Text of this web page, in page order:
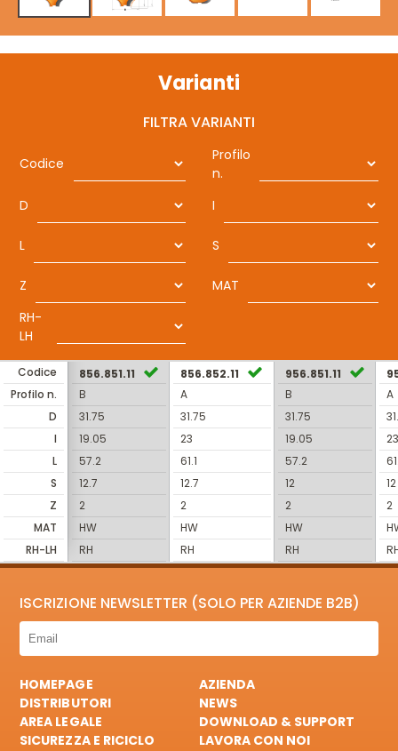
Varianti
FILTRA VARIANTI
Codice
Profilo
n.
D
I
L S
Z
MAT
RH-
LH
Codice
Profilo n.
D
I
L
S
Z
MAT
RH-LH
856.851.11
B
31.75
19.05
57.2
12.7
2
HW
RH
856.852.11
A
31.75
23
61.1
12.7
2
HW
RH
956.851.11
B
31.75
19.05
57.2
12
2
HW
RH
A
23
12
2
ISCRIZIONE NEWSLETTER (SOLO PER AZIENDE B2B)
HOMEPAGE
AZIENDA
DISTRIBUTORI
NEWS
AREA LEGALE
DOWNLOAD & SUPPORT
SICUREZZA E RICICLO
LAVORA CON NOI